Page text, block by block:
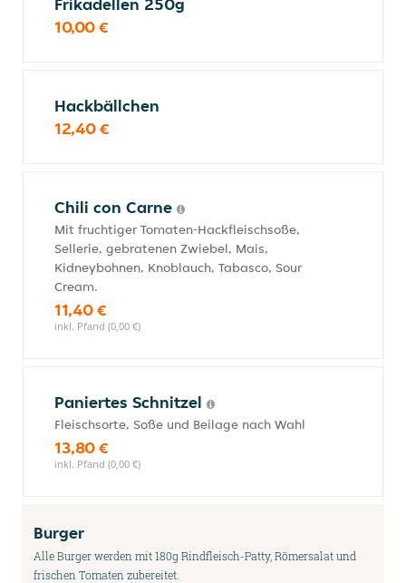
10,00 €
Hackbällchen
12,40 €
Chili con Carne
Mit fruchtiger Tomaten-Hackfleischsoße,
Sellerie, gebratenen Zwiebel, Mais,
Kidneybohnen, Knoblauch, Tabasco, Sour
Cream.
11,40 €
inkl. Pfand (0,00 €)
Paniertes Schnitzel
Fleischsorte, Soße und Beilage nach Wahl
13,80 €
inkl. Pfand (0,00 €)
Burger
Alle Burger werden mit 180g Rindfleisch-Patty, Römersalat und
frischen Tomaten zubereitet.